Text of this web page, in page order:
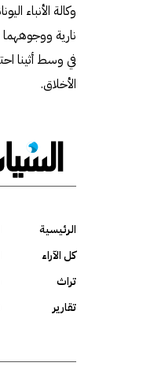
وكالة الأنباء
نارية
في وسط أثينا
الأخلاق.
الرئيسية
كل الآراء
تراث
تقارير